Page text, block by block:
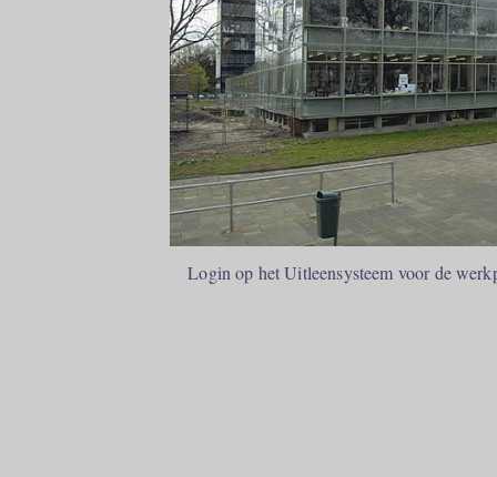
Login op het Uitleensysteem voor de